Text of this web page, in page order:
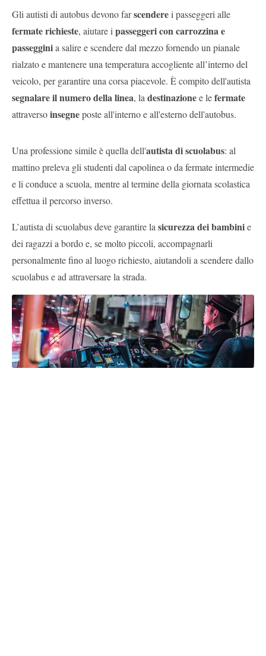
Gli autisti di autobus devono farscenderei passeggeri alle
fermate richieste, aiutare ipasseggeri con carrozzina e
passegginia salire e scendere dal mezzo fornendo un pianale
rialzato e mantenere una temperatura accogliente all’interno del
veicolo, per garantire una corsa piacevole. È compito dell'autista
segnalare il numero della linea, ladestinazionee lefermate
attraversoinsegneposte all'interno e all'esterno dell'autobus.
Una professione simile è quella dell'autista di scuolabus: al
mattino preleva gli studenti dal capolinea o da fermate intermedie
e li conduce a scuola, mentre al termine della giornata scolastica
effettua il percorso inverso.
L’autista di scuolabus deve garantire lasicurezza dei bambinie
dei ragazzi a bordo e, se molto piccoli, accompagnarli
personalmente fino al luogo richiesto, aiutandoli a scendere dallo
scuolabus e ad attraversare la strada.